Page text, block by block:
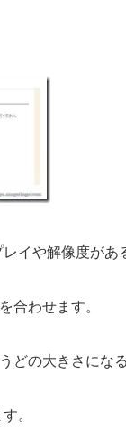
イや解像度があ
合わせます。
どの大きさにな
。